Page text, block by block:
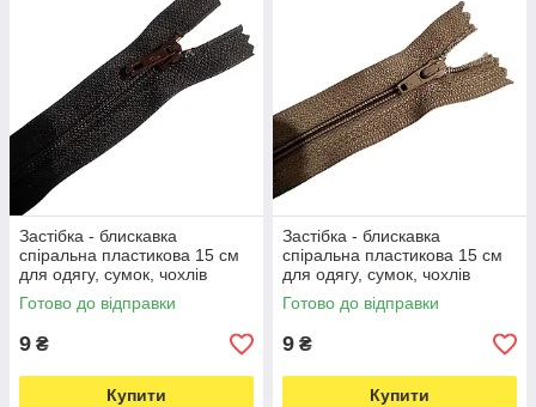
Застібка - блискавка
спіральна пластикова 15 см
для одягу, сумок, чохлів
темно-коричнева (7337)
Готово до відправки
9 ₴
Купити
Застібка - блискавка
спіральна пластикова 15 см
для одягу, сумок, чохлів
бежева (7338)
Готово до відправки
9 ₴
Купити